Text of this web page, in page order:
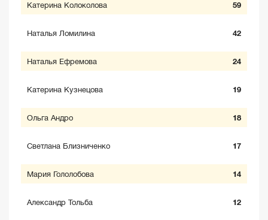
Катерина Колоколова 59
Наталья Ломилина 42
Наталья Ефремова 24
Катерина Кузнецова 19
Ольга Андро 18
Светлана Близниченко 17
Мария Гололобова 14
Александр Тольба 12